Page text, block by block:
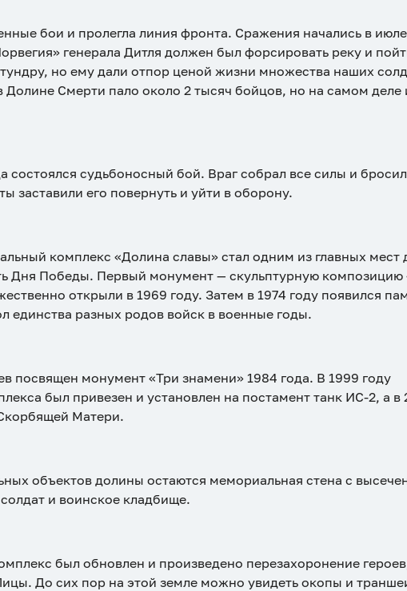
бои и пролегла линия фронта. Сражения начались в июле
генерала Дитля должен был форсировать реку и
но ему дали отпор ценой жизни множества наших
Смерти пало около 2 тысяч бойцов, но на самом деле
состоялся судьбоносный бой. Враг собрал все силы и
заставили его повернуть и уйти в оборону.
комплекс «Долина славы» стал одним из главных мест
Дня Победы. Первый монумент — скульптурную композицию
открыли в 1969 году. Затем в 1974 году появился
единства разных родов войск в военные годы.
посвящен монумент «Три знамени» 1984 года. В 1999 году
был привезен и установлен на постамент танк ИС-2, а в
Матери.
объектов долины остаются мемориальная стена с
и воинское кладбище.
был обновлен и произведено перезахоронение
До сих пор на этой земле можно увидеть окопы и